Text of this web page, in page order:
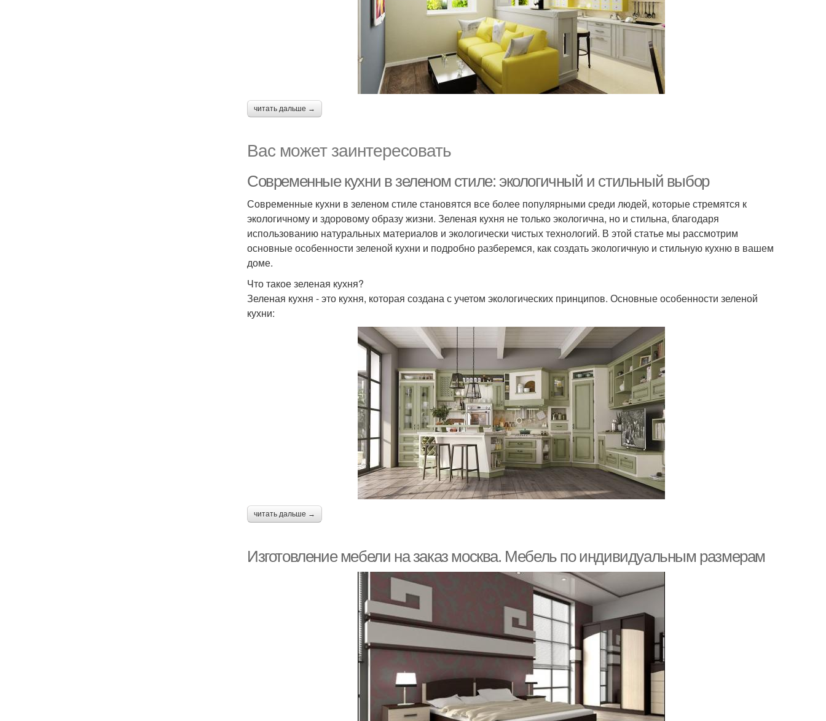
читать дальше →
Вас может заинтересовать
Современные кухни в зеленом стиле: экологичный и стильный выбор
Современные кухни в зеленом стиле становятся все более популярными среди людей, которые стремятся к
экологичному и здоровому образу жизни. Зеленая кухня не только экологична, но и стильна, благодаря
использованию натуральных материалов и экологически чистых технологий. В этой статье мы рассмотрим
основные особенности зеленой кухни и подробно разберемся, как создать экологичную и стильную кухню в вашем
доме.
Что такое зеленая кухня?
Зеленая кухня - это кухня, которая создана с учетом экологических принципов. Основные особенности зеленой
кухни:
читать дальше →
Изготовление мебели на заказ москва. Мебель по индивидуальным размерам